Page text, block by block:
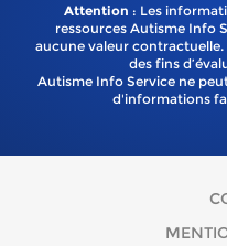
Attention : Les
ressources Autisme Info
aucune valeur contractuelle.
des fins
Autisme Info Service ne
d'informations